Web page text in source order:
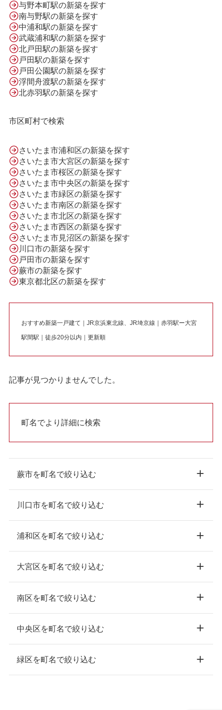
メール問合せ
会社案内
利用規約
サイトマップ
与野本町駅の新築を探す
南与野駅の新築を探す
中浦和駅の新築を探す
武蔵浦和駅の新築を探す
北戸田駅の新築を探す
戸田駅の新築を探す
戸田公園駅の新築を探す
浮間舟渡駅の新築を探す
北赤羽駅の新築を探す
市区町村で検索
さいたま市浦和区の新築を探す
さいたま市大宮区の新築を探す
さいたま市桜区の新築を探す
さいたま市中央区の新築を探す
さいたま市緑区の新築を探す
さいたま市南区の新築を探す
さいたま市北区の新築を探す
さいたま市西区の新築を探す
さいたま市見沼区の新築を探す
川口市の新築を探す
戸田市の新築を探す
蕨市の新築を探す
東京都北区の新築を探す
おすすめ新築一戸建て｜JR京浜東北線、JR埼京線｜赤羽駅ー大宮
駅間駅｜徒歩20分以内｜更新順
記事が見つかりませんでした。
町名でより詳細に検索
蕨市を町名で絞り込む
川口市を町名で絞り込む
浦和区を町名で絞り込む
大宮区を町名で絞り込む
南区を町名で絞り込む
中央区を町名で絞り込む
緑区を町名で絞り込む